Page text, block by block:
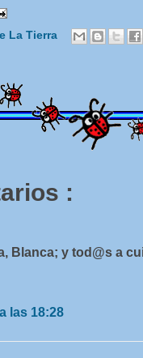
La Tierra
:
Blanca; y tod@s a
las 18:28